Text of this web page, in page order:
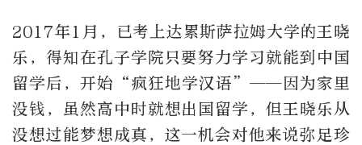
2017年1月，已考上达累斯萨拉姆大学的王晓
乐，得知在孔子学院只要努力学习就能到中国
留学后，开始“疯狂地学汉语”——因为家里
没钱，虽然高中时就想出国留学，但王晓乐从
没想过能梦想成真，这一机会对他来说弥足珍